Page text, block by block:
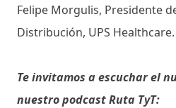
Felipe Morgulis, Presidente
Distribución, UPS Healthcare.
Te invitamos a escuchar el
nuestro podcast Ruta TyT: